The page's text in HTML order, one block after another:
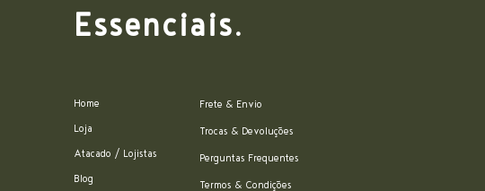
Essenciais.
Home
Loja
Atacado / Lojistas
Blog
Frete & Envio
Trocas & Devoluções
Perguntas Frequentes
Termos & Condições